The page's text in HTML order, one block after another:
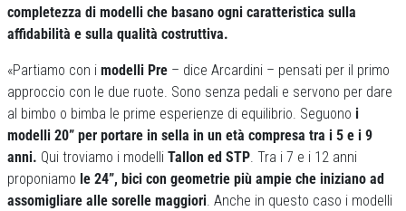
completezza di modelli che basano ogni caratteristica sulla
affidabilità e sulla qualità costruttiva.
«Partiamo con i modelli Pre – dice Arcardini – pensati per il primo
approccio con le due ruote. Sono senza pedali e servono per dare
al bimbo o bimba le prime esperienze di equilibrio. Seguono i
modelli 20” per portare in sella in un età compresa tra i 5 e i 9
anni. Qui troviamo i modelli Tallon ed STP. Tra i 7 e i 12 anni
proponiamo le 24”, bici con geometrie più ampie che iniziano ad
assomigliare alle sorelle maggiori. Anche in questo caso i modelli